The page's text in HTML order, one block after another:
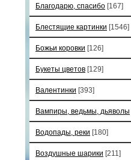
Благодарю, спасибо [167]
Блестящие картинки [1546]
Божьи коровки [126]
Букеты цветов [129]
Валентинки [393]
Вампиры, ведьмы, дьяволы
Водопады, реки [180]
Воздушные шарики [211]